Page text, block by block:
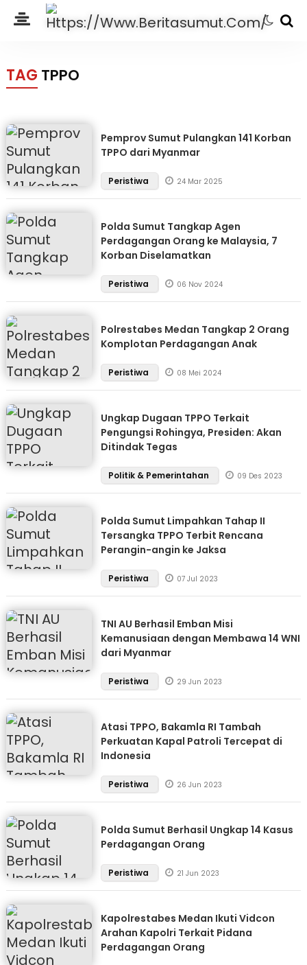
TAG TPPO
Pemprov Sumut Pulangkan 141 Korban
TPPO dari Myanmar
Peristiwa 24 Mar 2025
Polda Sumut Tangkap Agen
Perdagangan Orang ke Malaysia, 7
Korban Diselamatkan
Peristiwa 06 Nov 2024
Polrestabes Medan Tangkap 2 Orang
Komplotan Perdagangan Anak
Peristiwa 08 Mei 2024
Ungkap Dugaan TPPO Terkait
Pengungsi Rohingya, Presiden: Akan
Ditindak Tegas
Politik & Pemerintahan 09 Des 2023
Polda Sumut Limpahkan Tahap II
Tersangka TPPO Terbit Rencana
Perangin-angin ke Jaksa
Peristiwa 07 Jul 2023
TNI AU Berhasil Emban Misi
Kemanusiaan dengan Membawa 14 WNI
dari Myanmar
Peristiwa 29 Jun 2023
Atasi TPPO, Bakamla RI Tambah
Perkuatan Kapal Patroli Tercepat di
Indonesia
Peristiwa 26 Jun 2023
Polda Sumut Berhasil Ungkap 14 Kasus
Perdagangan Orang
Peristiwa 21 Jun 2023
Kapolrestabes Medan Ikuti Vidcon
Arahan Kapolri Terkait Pidana
Perdagangan Orang